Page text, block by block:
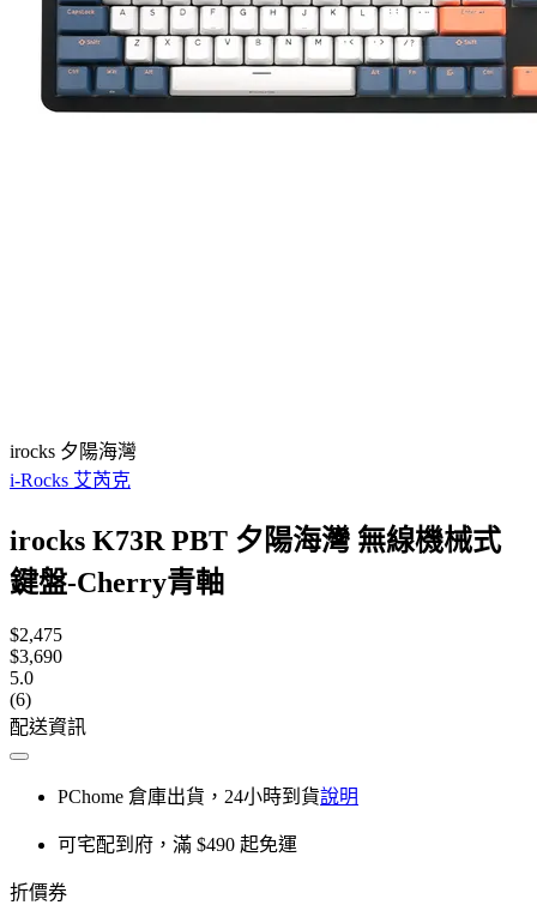
irocks 夕陽海灣
i-Rocks 艾芮克
irocks K73R PBT 夕陽海灣 無線機械式
鍵盤-Cherry青軸
$2,475
$3,690
5.0
(6)
配送資訊
PChome 倉庫出貨，24小時到貨說明
可宅配到府，滿 $490 起免運
折價券